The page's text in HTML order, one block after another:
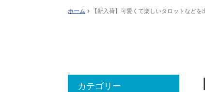
ホーム 【新入荷】可愛くて楽しいタロットなどを
カテゴリー